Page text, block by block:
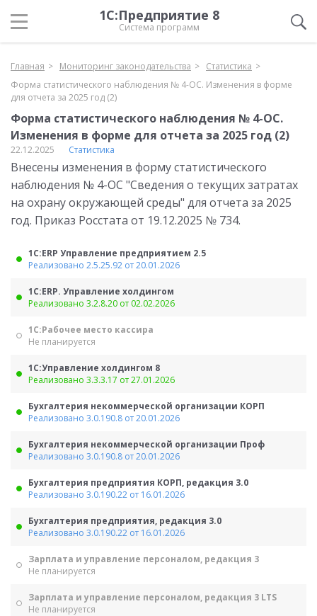
1С:Предприятие 8
Система программ
Главная Мониторинг законодательства
Статистика
Форма статистического наблюдения № 4-ОС. Изменения в форме
для отчета за 2025 год (2)
Форма статистического наблюдения № 4-ОС.
Изменения в форме для отчета за 2025 год (2)
22.12.2025 Статистика
Внесены изменения в форму статистического
наблюдения № 4-ОС "Сведения о текущих затратах
на охрану окружающей среды" для отчета за 2025
год. Приказ Росстата от 19.12.2025 № 734.
1С:ERP Управление предприятием 2.5
Реализовано 2.5.25.92 от 20.01.2026
1С:ERP. Управление холдингом
Реализовано 3.2.8.20 от 02.02.2026
1С:Рабочее место кассира
Не планируется
1С:Управление холдингом 8
Реализовано 3.3.3.17 от 27.01.2026
Бухгалтерия некоммерческой организации КОРП
Реализовано 3.0.190.8 от 20.01.2026
Бухгалтерия некоммерческой организации Проф
Реализовано 3.0.190.8 от 20.01.2026
Бухгалтерия предприятия КОРП, редакция 3.0
Реализовано 3.0.190.22 от 16.01.2026
Бухгалтерия предприятия, редакция 3.0
Реализовано 3.0.190.22 от 16.01.2026
Зарплата и управление персоналом, редакция 3
Не планируется
Зарплата и управление персоналом, редакция 3 LTS
Не планируется